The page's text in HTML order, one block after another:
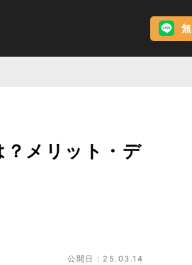
？メリット・デ
公開日：25.03.14